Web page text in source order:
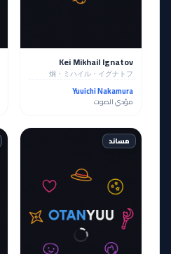
Kei Mikhail Ignatov
炯・ミハイル・イグナトフ
Yuuichi Nakamura
مؤدي الصوت
مساند